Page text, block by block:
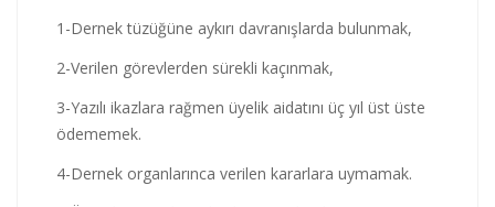
1-Dernek tüzüğüne aykırı davranışlarda bulunmak,
2-Verilen görevlerden sürekli kaçınmak,
3-Yazılı ikazlara rağmen üyelik aidatını üç yıl üst üste
ödememek.
4-Dernek organlarınca verilen kararlara uymamak.